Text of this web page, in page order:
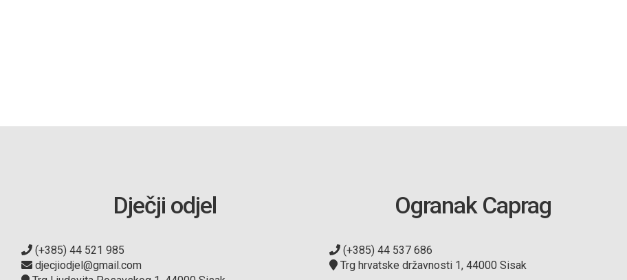
Dječji odjel
(+385) 44 521 985
djecjiodjel@gmail.com
Ogranak Caprag
(+385) 44 537 686
Trg hrvatske državnosti 1, 44000 Sisak